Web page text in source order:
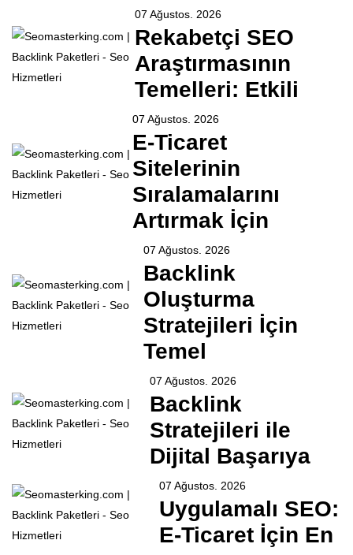
07 Ağustos. 2026
Rekabetçi SEO
Araştırmasının
Temelleri: Etkili
07 Ağustos. 2026
E-Ticaret
Sitelerinin
Sıralamalarını
Artırmak İçin
07 Ağustos. 2026
Backlink
Oluşturma
Stratejileri İçin
Temel
07 Ağustos. 2026
Backlink
Stratejileri ile
Dijital Başarıya
07 Ağustos. 2026
Uygulamalı SEO:
E-Ticaret İçin En